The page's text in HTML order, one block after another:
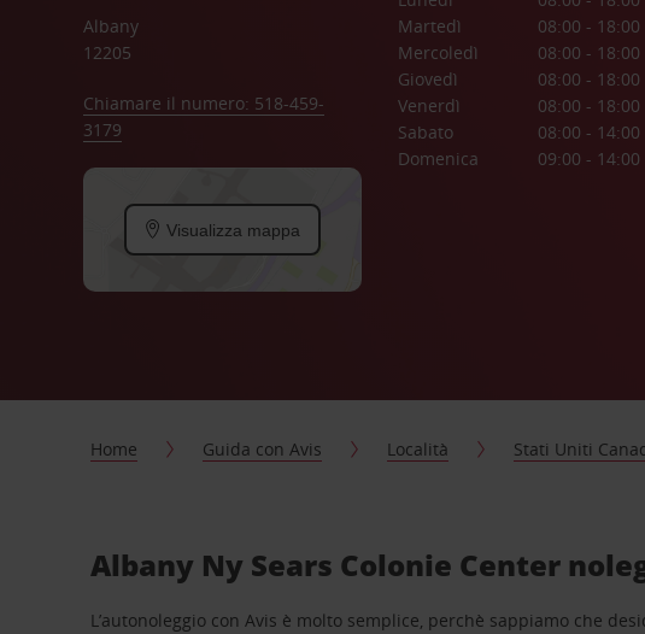
Albany
12205
Chiamare il numero: 518-459-
3179
Visualizza mappa
Martedì
08:00 - 18:00
Mercoledì
08:00 - 18:00
Giovedì
08:00 - 18:00
Venerdì
08:00 - 18:00
Sabato
08:00 - 14:00
Domenica
09:00 - 14:00
Home Guida con Avis Località Stati Uniti
Albany Ny Sears Colonie Center
L’autonoleggio con Avis è molto semplice, perchè sappiamo che